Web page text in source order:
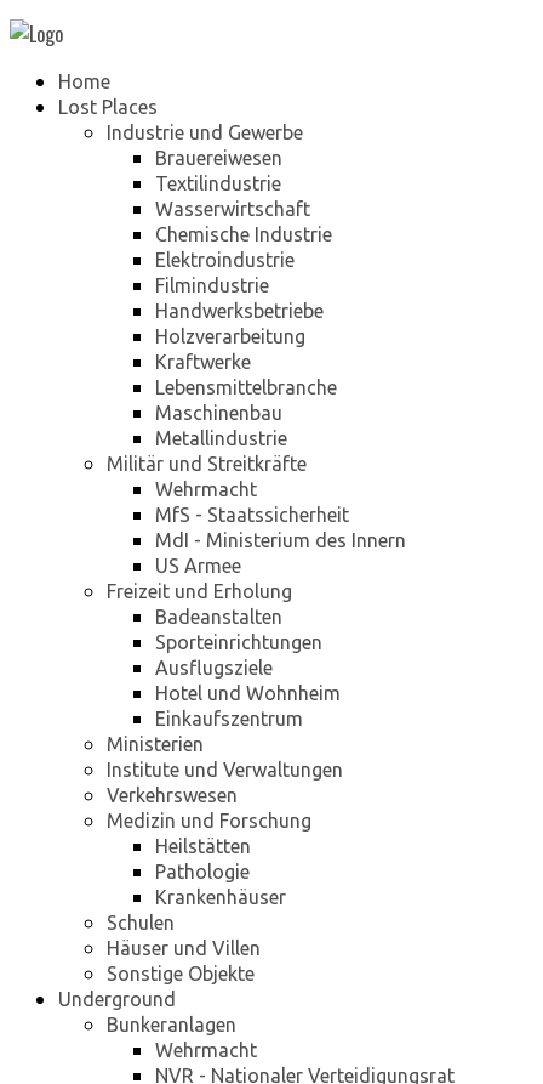
Home
Lost Places
Industrie und Gewerbe
Brauereiwesen
Textilindustrie
Wasserwirtschaft
Chemische Industrie
Elektroindustrie
Filmindustrie
Handwerksbetriebe
Holzverarbeitung
Kraftwerke
Lebensmittelbranche
Maschinenbau
Metallindustrie
Militär und Streitkräfte
Wehrmacht
MfS - Staatssicherheit
MdI - Ministerium des Innern
US Armee
Freizeit und Erholung
Badeanstalten
Sporteinrichtungen
Ausflugsziele
Hotel und Wohnheim
Einkaufszentrum
Ministerien
Institute und Verwaltungen
Verkehrswesen
Medizin und Forschung
Heilstätten
Pathologie
Krankenhäuser
Schulen
Häuser und Villen
Sonstige Objekte
Underground
Bunkeranlagen
Wehrmacht
NVR - Nationaler Verteidigungsrat